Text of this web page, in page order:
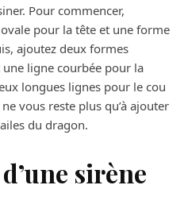
Pour commencer,
pour la tête et une forme
ajoutez deux formes
ligne courbée pour la
longues lignes pour le cou
vous reste plus qu’à ajouter
du dragon.
sirène